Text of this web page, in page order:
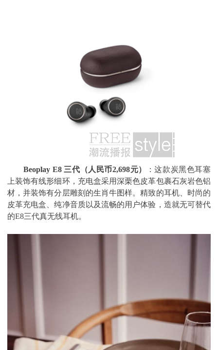
Beoplay E8 三代（人民币2,698元）
：这款炭黑色耳塞
上装饰有线形细环，充电盒采用深栗色皮革包裹石灰岩色铝
材，并装饰有分层雕刻的生肖牛图样。精致的耳机、时尚的
皮革充电盒、纯净音质以及流畅的用户体验，造就无可替代
的E8三代真无线耳机。